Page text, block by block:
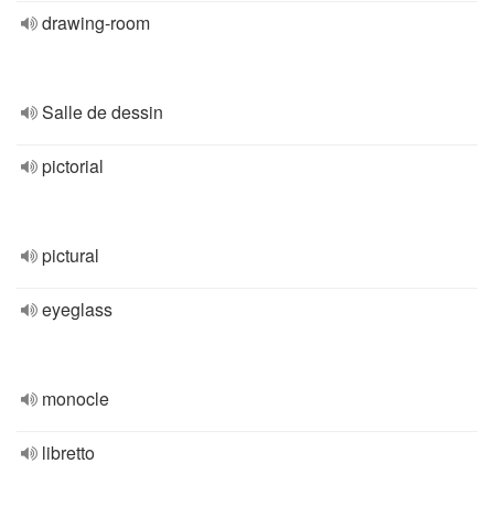
drawing-room
Salle de dessin
pictorial
pictural
eyeglass
monocle
libretto